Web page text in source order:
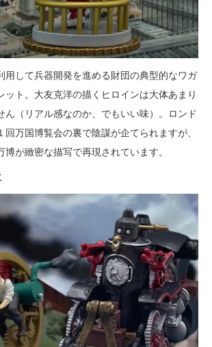
用して兵器開発を進める財団の典型的なワガ
ット。大友克洋の描くヒロインは大体あまり
ん（リアル感なのか、でもいい味）。ロンド
回万国博覧会の裏で陰謀が企てられますが、
が緻密な描写で再現されています。